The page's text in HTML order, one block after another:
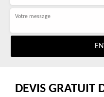
DEVIS GRATUIT